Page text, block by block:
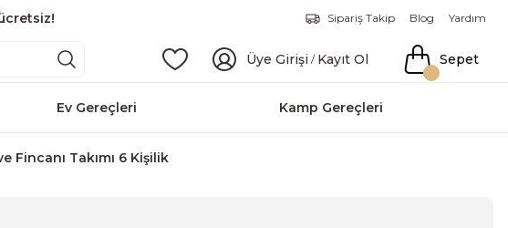
Sipariş Takip Blog Yardım
Üye Girişi / Kayıt Ol Sepet
Ev Gereçleri Kamp Gereçleri
Fincanı Takımı 6 Kişilik